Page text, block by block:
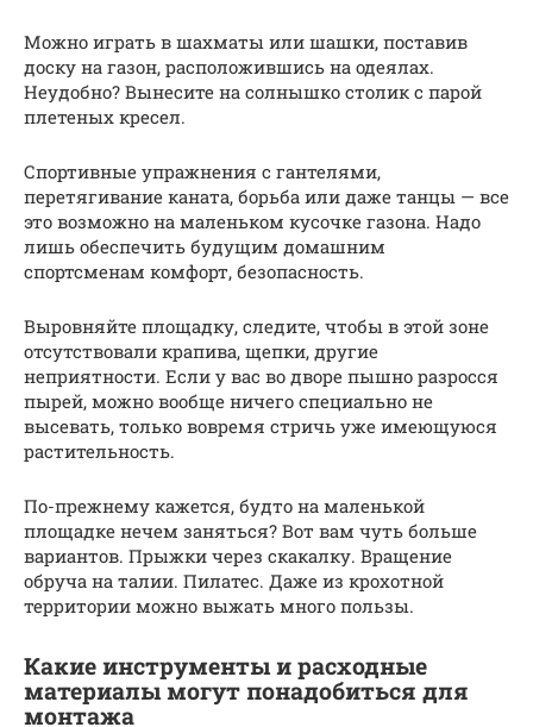
Можно играть в шахматы или шашки, поставив
доску на газон, расположившись на одеялах.
Неудобно? Вынесите на солнышко столик с парой
плетеных кресел.
Спортивные упражнения с гантелями,
перетягивание каната, борьба или даже танцы — все
это возможно на маленьком кусочке газона. Надо
лишь обеспечить будущим домашним
спортсменам комфорт, безопасность.
Выровняйте площадку, следите, чтобы в этой зоне
отсутствовали крапива, щепки, другие
неприятности. Если у вас во дворе пышно разросся
пырей, можно вообще ничего специально не
высевать, только вовремя стричь уже имеющуюся
растительность.
По-прежнему кажется, будто на маленькой
площадке нечем заняться? Вот вам чуть больше
вариантов. Прыжки через скакалку. Вращение
обруча на талии. Пилатес. Даже из крохотной
территории можно выжать много пользы.
Какие инструменты и расходные
материалы могут понадобиться для
монтажа